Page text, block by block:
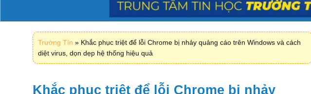
Trường Tín » Khắc phục triệt để lỗi Chrome bị nhảy quảng cáo trên Windows và cách
diệt virus, dọn dẹp hệ thống hiệu quả
Khắc phục triệt để lỗi Chrome bị nhảy